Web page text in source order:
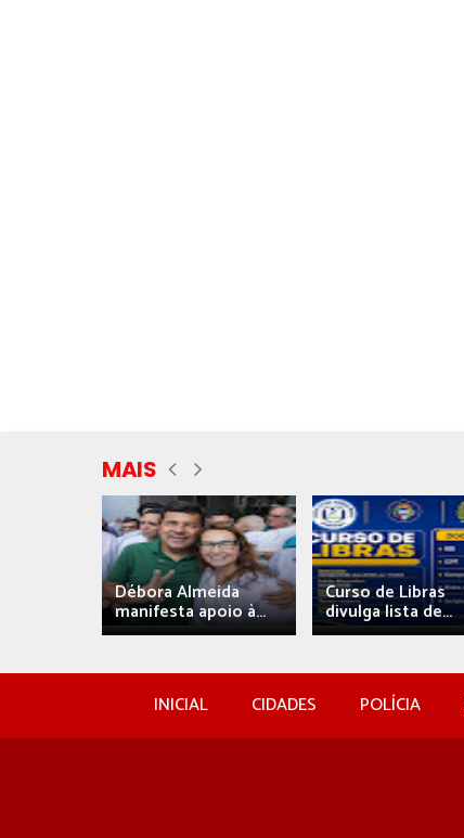
MAIS
Débora Almeida
manifesta apoio à...
Curso de Libras
divulga lista de...
INICIAL CIDADES POLÍCIA